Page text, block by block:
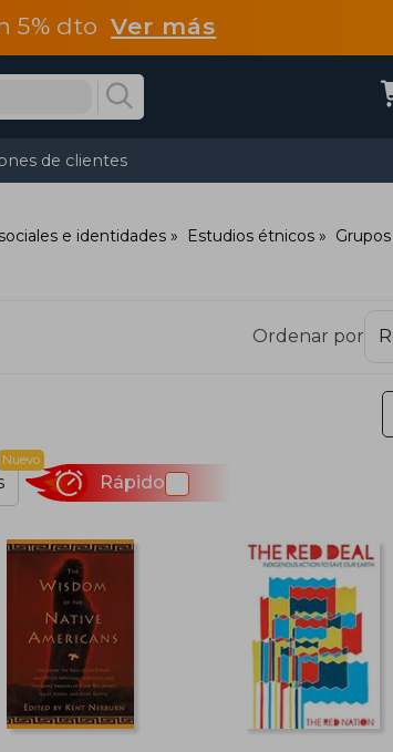
5% dtoVer más
de clientes
e identidades Estudios étnicos
Ordenar por
Nuevo
Rápido